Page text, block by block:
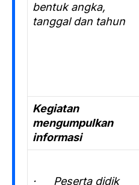
bentuk angka,
tanggal dan tahun
Kegiatan
mengumpulkan
informasi
· Peserta didik